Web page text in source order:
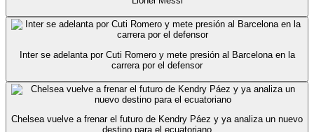
Inter se adelanta por Cuti Romero y mete presión al Barcelona en la
carrera por el defensor
Chelsea vuelve a frenar el futuro de Kendry Páez y ya analiza un nuevo
destino para el ecuatoriano